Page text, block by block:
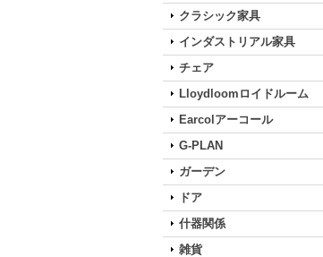
クラシック家具
インダストリアル家具
チェア
Lloydloomロイドルーム
Earcolアーコール
G-PLAN
ガーデン
ドア
什器関係
雑貨